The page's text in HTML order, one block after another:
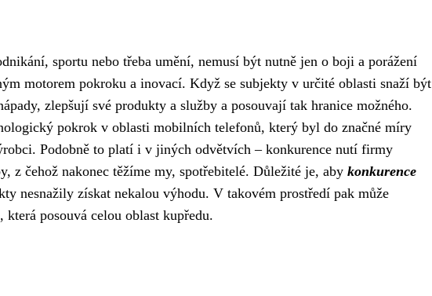
sportu nebo třeba umění, nemusí být nutně jen o boji a porážení
motorem pokroku a inovací. Když se subjekty v určité oblasti snaží být
zlepšují své produkty a služby a posouvají tak hranice možného.
pokrok v oblasti mobilních telefonů, který byl do značné míry
Podobně to platí i v jiných odvětvích – konkurence nutí firmy
z čehož nakonec těžíme my, spotřebitelé. Důležité je, aby konkurence
nesnažily získat nekalou výhodu. V takovém prostředí pak může
posouvá celou oblast kupředu.